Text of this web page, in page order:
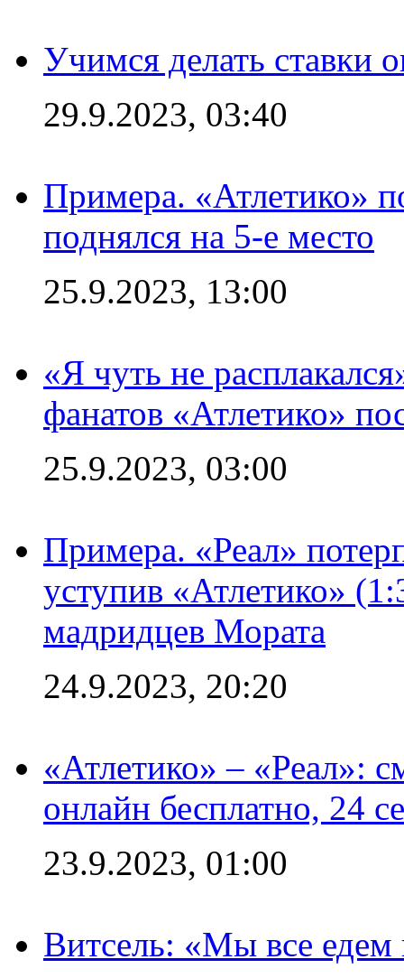
Учимся делать ставки
29.9.2023, 03:40
Примера. «Атлетико»
поднялся на 5-е место
25.9.2023, 13:00
«Я чуть не
фанатов «Атлетико»
25.9.2023, 03:00
Примера. «Реал»
уступив «Атлетико»
мадридцев Мората
24.9.2023, 20:20
«Атлетико» – «Реал»:
онлайн бесплатно, 24
23.9.2023, 01:00
Витсель: «Мы все едем